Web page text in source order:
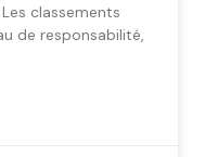
classements
de responsabilité,